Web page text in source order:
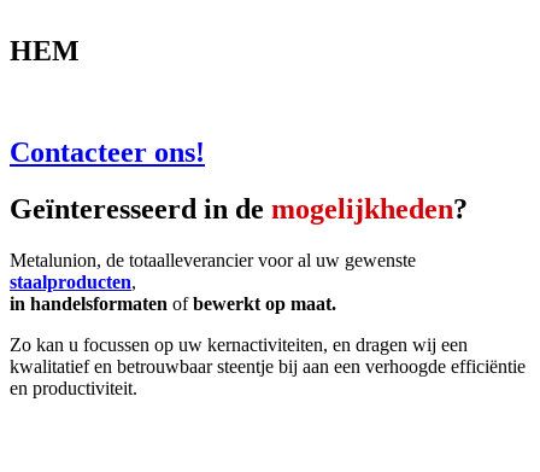
HEM
Contacteer ons!
Geïnteresseerd in de mogelijkheden?
Metalunion, de totaalleverancier voor al uw gewenste
staalproducten,
in handelsformaten ofbewerkt op maat.
Zo kan u focussen op uw kernactiviteiten, en dragen wij een
kwalitatief en betrouwbaar steentje bij aan een verhoogde efficiëntie
en productiviteit.